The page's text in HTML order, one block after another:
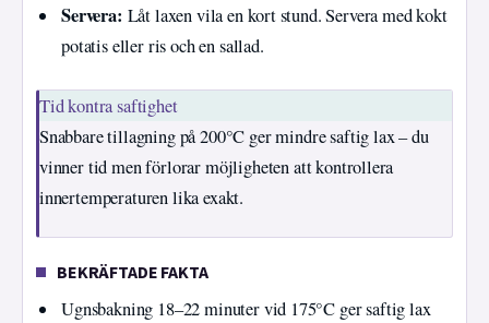
Servera: Låt laxen vila en kort stund. Servera med kokt
potatis eller ris och en sallad.
Tid kontra saftighet
Snabbare tillagning på 200°C ger mindre saftig lax – du
vinner tid men förlorar möjligheten att kontrollera
innertemperaturen lika exakt.
BEKRÄFTADE FAKTA
Ugnsbakning 18–22 minuter vid 175°C ger saftig lax